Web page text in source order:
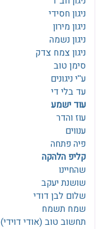
ניגון חסידי
ניגון מירון
ניגון נשמה
ניגון צמח צדק
סימן טוב
ע''י ניגונים
עד בלי די
עוד ישמע
עוז והדר
ענווים
פיה פתחה
קליפ הלהקה
שהחיינו
שושנת יעקב
שלום לבן דודי
שמח תשמח
תחשוב טוב (אודי דוידי)